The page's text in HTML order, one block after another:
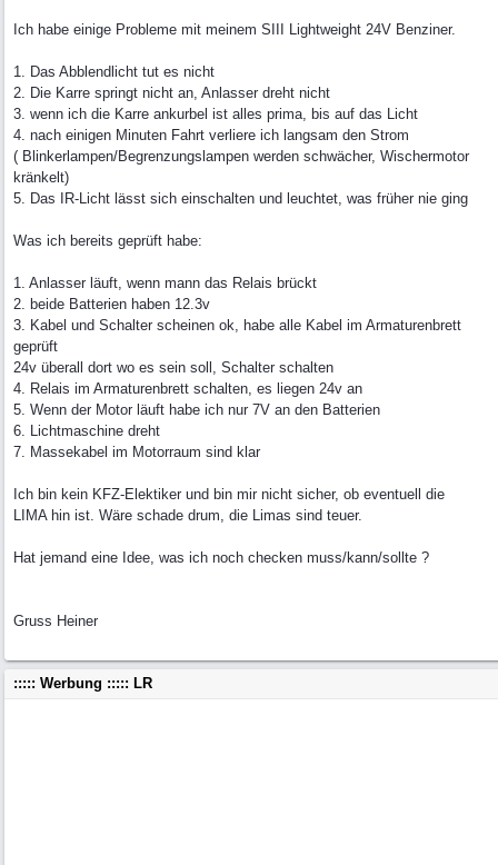
Ich habe einige Probleme mit meinem SIII Lightweight 24V Benziner.
1. Das Abblendlicht tut es nicht
2. Die Karre springt nicht an, Anlasser dreht nicht
3. wenn ich die Karre ankurbel ist alles prima, bis auf das Licht
4. nach einigen Minuten Fahrt verliere ich langsam den Strom
( Blinkerlampen/Begrenzungslampen werden schwächer, Wischermotor
kränkelt)
5. Das IR-Licht lässt sich einschalten und leuchtet, was früher nie ging
Was ich bereits geprüft habe:
1. Anlasser läuft, wenn mann das Relais brückt
2. beide Batterien haben 12.3v
3. Kabel und Schalter scheinen ok, habe alle Kabel im Armaturenbrett
geprüft
24v überall dort wo es sein soll, Schalter schalten
4. Relais im Armaturenbrett schalten, es liegen 24v an
5. Wenn der Motor läuft habe ich nur 7V an den Batterien
6. Lichtmaschine dreht
7. Massekabel im Motorraum sind klar
Ich bin kein KFZ-Elektiker und bin mir nicht sicher, ob eventuell die
LIMA hin ist. Wäre schade drum, die Limas sind teuer.
Hat jemand eine Idee, was ich noch checken muss/kann/sollte ?
Gruss Heiner
::::: Werbung ::::: LR